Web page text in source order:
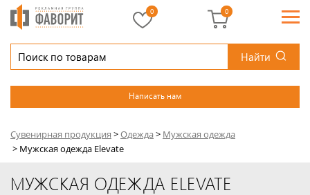
Найти
Написать нам
0 0
Сувенирная продукция >Одежда> Мужская одежда
> Мужская одежда Elevate
МУЖСКАЯ ОДЕЖДА ELEVATE